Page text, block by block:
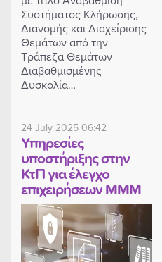
Συστήματος Κλήρωσης,
Διανομής και Διαχείρισης
Θεμάτων από την
Τράπεζα Θεμάτων
Διαβαθμισμένης
Δυσκολία…
24 July 2025 06:42
Υπηρεσίες
υποστήριξης στην
ΚτΠ για έλεγχο
επιχειρήσεων ΜΜΜ